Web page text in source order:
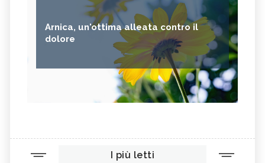
Arnica, un'ottima alleata contro il
dolore
I più letti